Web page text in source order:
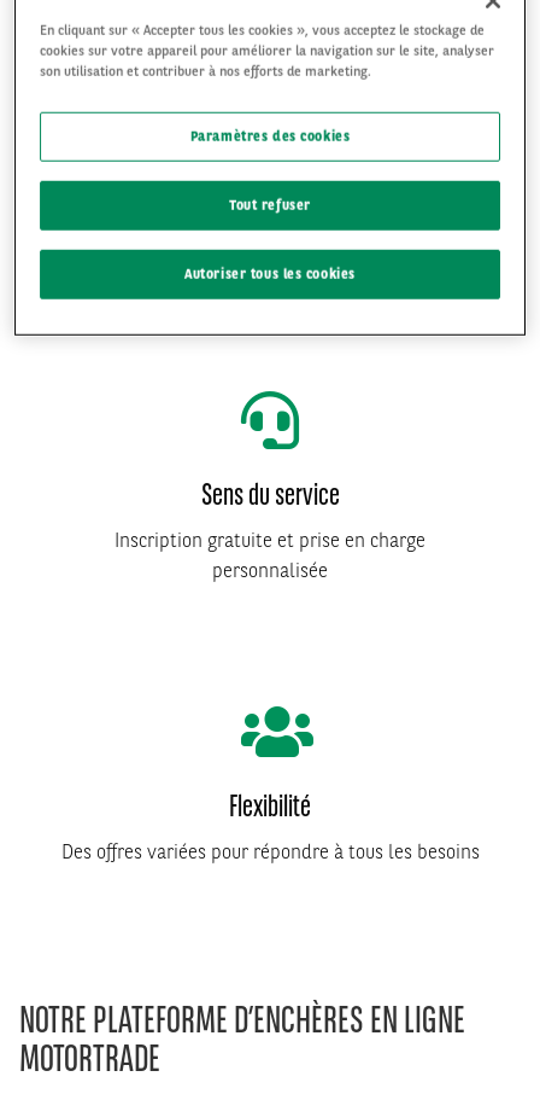
Simplicité
Enchérissez et achetez à tout moment, où que vous
Sens du service
Inscription gratuite et prise en charge
personnalisée
Flexibilité
Des offres variées pour répondre à tous les besoins
NOTRE PLATEFORME D’ENCHÈRES EN LIGNE
MOTORTRADE
En cliquant sur « Accepter tous les cookies », vous acceptez le stockage de
cookies sur votre appareil pour améliorer la navigation sur le site, analyser
son utilisation et contribuer à nos efforts de marketing.
Paramètres des cookies
Tout refuser
Autoriser tous les cookies